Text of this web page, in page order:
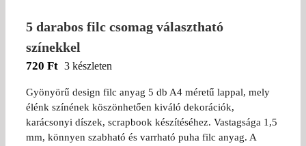
5 darabos filc csomag választható
színekkel
720 Ft 3 készleten
Gyönyörű design filc anyag 5 db A4 méretű lappal, mely
élénk színének köszönhetően kiváló dekorációk,
karácsonyi díszek, scrapbook készítéséhez. Vastagsága 1,5
mm, könnyen szabható és varrható puha filc anyag. A